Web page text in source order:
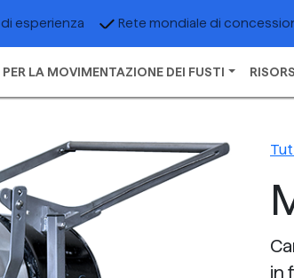
di esperienza Rete mondiale di
LA MOVIMENTAZIONE DEI FUSTI
in